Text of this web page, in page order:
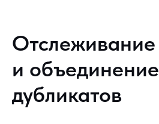
Отслеживание
и объединение
дубликатов